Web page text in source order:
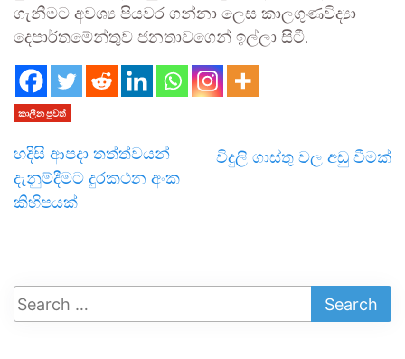
ගැනීමට අවශ්‍ය පියවර ගන්නා ලෙස කාලගුණවිද්‍යා
දෙපාර්තමේන්තුව ජනතාවගෙන් ඉල්ලා සිටී.
කාලීන පුවත්
හදිසි ආපදා තත්ත්වයන්
දැනුම්දීමට දුරකථන අංක
කිහිපයක්
විදුලි ගාස්තු වල අඩු වීමක්